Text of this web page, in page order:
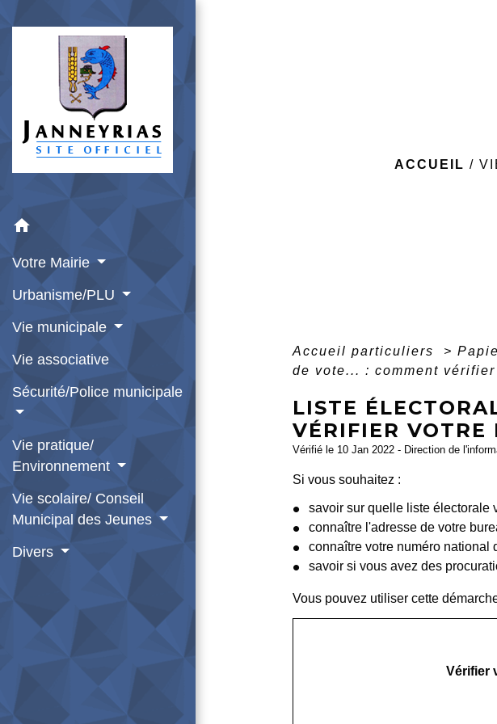
home
Votre Mairie
Urbanisme/PLU
Vie municipale
Vie associative
Sécurité/Police municipale
Vie pratique/
Environnement
Vie scolaire/ Conseil
Municipal des Jeunes
Divers
ACCUEIL /
Accueil particuliers >
de vote... : comment
LISTE
VÉRIFIER VOTRE
Vérifié le 10 Jan 2022 - Direction de
Si vous souhaitez :
savoir sur quelle liste électorale
connaître l'adresse de votre
connaître votre numéro national
savoir si vous avez des
Vous pouvez utiliser cette
Vérifier